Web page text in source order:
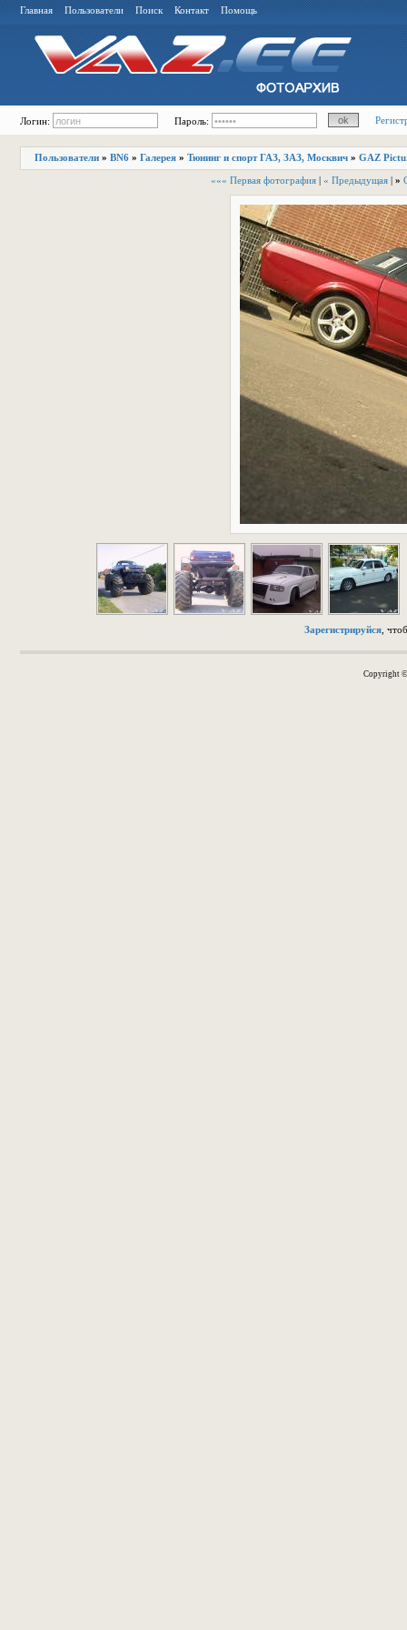
Главная Пользователи Поиск Контакт Помощь
Логин: Пароль:
Пользователи » BN6 » Галерея » Тюнинг и спорт ГАЗ, ЗАЗ, Москвич » GAZ
««« Первая фотография | « Предыдущая | »
Зарегистрируйся,
Copyright